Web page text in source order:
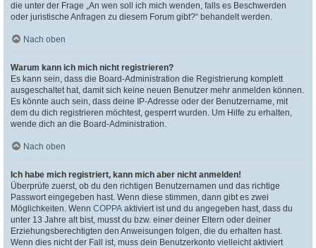
die unter der Frage „An wen soll ich mich wenden, falls es Beschwerden
oder juristische Anfragen zu diesem Forum gibt?“ behandelt werden.
Nach oben
Warum kann ich mich nicht registrieren?
Es kann sein, dass die Board-Administration die Registrierung komplett
ausgeschaltet hat, damit sich keine neuen Benutzer mehr anmelden können.
Es könnte auch sein, dass deine IP-Adresse oder der Benutzername, mit
dem du dich registrieren möchtest, gesperrt wurden. Um Hilfe zu erhalten,
wende dich an die Board-Administration.
Nach oben
Ich habe mich registriert, kann mich aber nicht anmelden!
Überprüfe zuerst, ob du den richtigen Benutzernamen und das richtige
Passwort eingegeben hast. Wenn diese stimmen, dann gibt es zwei
Möglichkeiten. Wenn COPPA aktiviert ist und du angegeben hast, dass du
unter 13 Jahre alt bist, musst du bzw. einer deiner Eltern oder deiner
Erziehungsberechtigten den Anweisungen folgen, die du erhalten hast.
Wenn dies nicht der Fall ist, muss dein Benutzerkonto vielleicht aktiviert